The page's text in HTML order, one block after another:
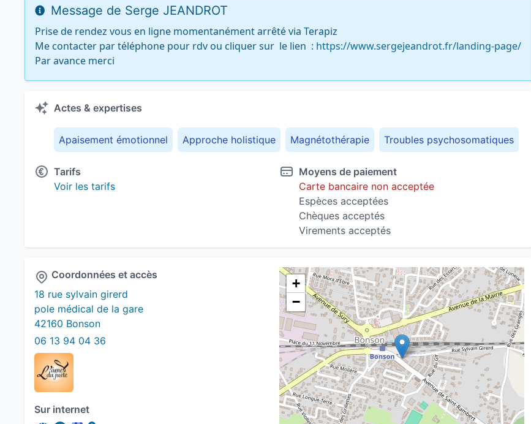
Message de Serge JEANDROT
Prise de rendez vous en ligne momentanément arrêté via Terapiz
Me contacter par téléphone pour rdv ou cliquer sur  le lien  : https://www.sergejeandrot.fr/landing-page/
Par avance merci
Actes & expertises
Apaisement émotionnel Approche holistique Magnétothérapie Troubles psychosomatiques
Tarifs
Voir les tarifs
Moyens de paiement
Carte bancaire non acceptée
Espèces acceptées
Chèques acceptés
Virements acceptés
Coordonnées et accès
18 rue sylvain girerd
pole médical de la gare
42160 Bonson
06 13 94 04 36
Sur internet
+
−